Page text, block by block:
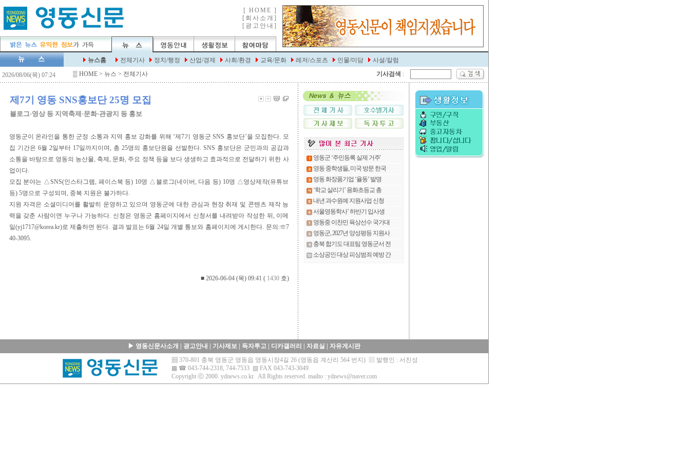
▒ HOME > 뉴스 > 전체기사 기사검색 :
제7기 영동 SNS홍보단 25명 모집
블로그·영상 등 지역축제·문화·관광지 등 홍보
영동군이 온라인을 통한 군정 소통과 지역 홍보 강화를 위해 ‘제7기 영동군 SNS 홍보단’을 모집한다. 모
집 기간은 6월 2일부터 17일까지이며, 총 25명의 홍보단원을 선발한다. SNS 홍보단은 군민과의 공감과
소통을 바탕으로 영동의 농산물, 축제, 문화, 주요 정책 등을 보다 생생하고 효과적으로 전달하기 위한 사
업이다.
모집 분야는 △SNS(인스타그램, 페이스북 등) 10명 △블로그(네이버, 다음 등) 10명 △영상제작(유튜브
등) 5명으로 구성되며, 중복 지원은 불가하다.
지원 자격은 소셜미디어를 활발히 운영하고 있으며 영동군에 대한 관심과 현장 취재 및 콘텐츠 제작 능
력을 갖춘 사람이면 누구나 가능하다. 신청은 영동군 홈페이지에서 신청서를 내려받아 작성한 뒤, 이메
일(yj1717@korea.kr)로 제출하면 된다. 결과 발표는 6월 24일 개별 통보와 홈페이지에 게시한다. 문의:☏7
40-3095.
■ 2026-06-04 (목) 09:41 ( 1430호)
▶ 영동신문사소개 광고안내 기사제보 독자투고 디카갤러리 자료실
자유게시판
▦ 370-801 충북 영동군 영동읍 영동시장4길 26 (영동읍 계산리 564 번지) ▥ 발행인 : 서진성
▩ ☎ 043-744-2318, 744-7533 ▧ FAX 043-743-3049
Copyright ⓒ 2000. ydnews.co.kr. All Rights reserved. mailto : ydnews@naver.com